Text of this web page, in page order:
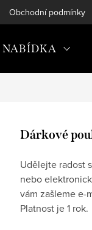
Obchodní podmínky
Dárkové
Udělejte radost
nebo
vám zašleme e-
Platnost je 1 rok.